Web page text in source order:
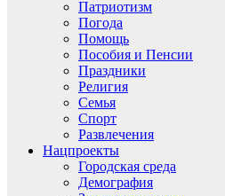
Патриотизм
Погода
Помощь
Пособия и Пенсии
Праздники
Религия
Семья
Спорт
Развлечения
Нацпроекты
Городская среда
Демография